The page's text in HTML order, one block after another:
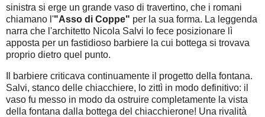
sinistra si erge un grande vaso di travertino, che i romani
chiamano l'"Asso di Coppe" per la sua forma. La leggenda
narra che l'architetto Nicola Salvi lo fece posizionare lì
apposta per un fastidioso barbiere la cui bottega si trovava
proprio dietro quel punto.
Il barbiere criticava continuamente il progetto della fontana.
Salvi, stanco delle chiacchiere, lo zittì in modo definitivo: il
vaso fu messo in modo da ostruire completamente la vista
della fontana dalla bottega del chiacchierone! Una rivalità